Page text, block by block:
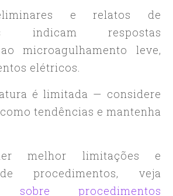
e relatos de
indicam respostas
microagulhamento leve,
elétricos.
é limitada — considere
tendências e mantenha
melhor limitações e
procedimentos, veja
sobre procedimentos